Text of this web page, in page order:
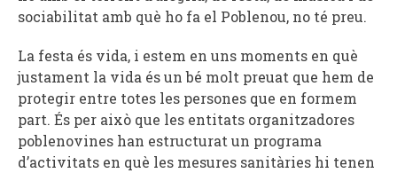
sociabilitat amb què ho fa el Poblenou, no té preu.
La festa és vida, i estem en uns moments en què
justament la vida és un bé molt preuat que hem de
protegir entre totes les persones que en formem
part. És per això que les entitats organitzadores
poblenovines han estructurat un programa
d’activitats en què les mesures sanitàries hi tenen